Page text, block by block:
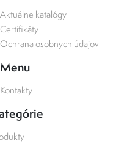
Aktuálne katalógy
Certifikáty
Ochrana osobnych údajov
Menu
Kontakty